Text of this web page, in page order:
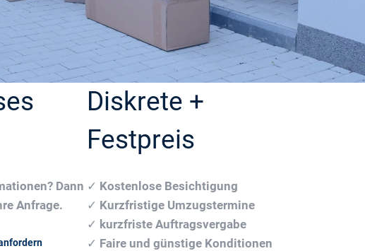
Dann
Anfrage.
Diskrete +
Festpreis
✓ Kostenlose Besichtigung
✓ Kurzfristige Umzugstermine
✓ kurzfriste Auftragsvergabe
✓ Faire und günstige Konditionen